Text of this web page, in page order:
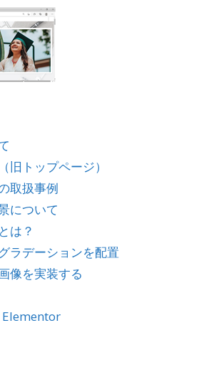
旧トップページ）
取扱事例
について
は？
ラデーションを配置
像を実装する